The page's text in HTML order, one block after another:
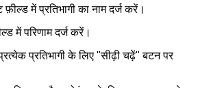
में प्रतिभागी का नाम दर्ज करें।
में परिणाम दर्ज करें।
प्रतिभागी के लिए "सीढ़ी चढ़ें" बटन पर